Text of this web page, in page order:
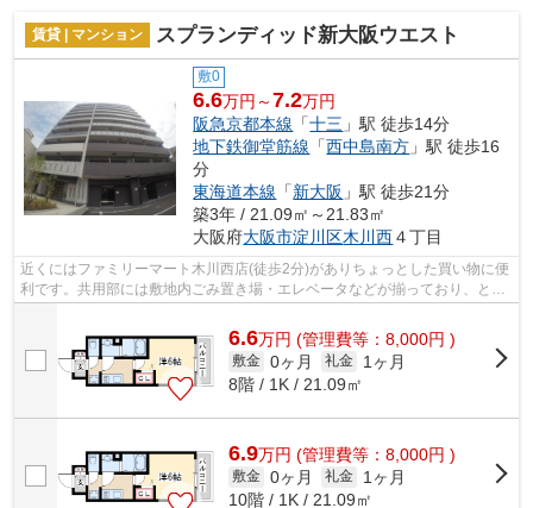
賃貸 | マンション スプランディッド新大阪ウエスト
敷0
6.6万円～7.2万円
阪急京都本線 「十三 」駅 徒歩14分
地下鉄御堂筋線 「西中島南方 」駅 徒歩16
分
東海道本線 「新大阪 」駅 徒歩21分
築3年 / 21.09㎡～21.83㎡
大阪府大阪市淀川区木川西４丁目
近くにはファミリーマート木川西店(徒歩2分)がありちょっとした買い物に便
利です。共用部には敷地内ごみ置き場・エレベータなどが揃っており、とて
6.6万円 (管理費等：8,000円 )
敷金 0ヶ月 礼金
1ヶ月
8階 / 1K / 21.09㎡
6.9万円 (管理費等：8,000円 )
敷金 0ヶ月 礼金
1ヶ月
10階 / 1K / 21.09㎡